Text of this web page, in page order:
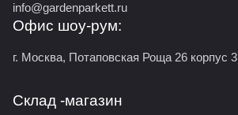
info@gardenparkett.ru
Офис шоу-рум:
г. Москва, Потаповская Роща 26 корпус 3
Склад -магазин